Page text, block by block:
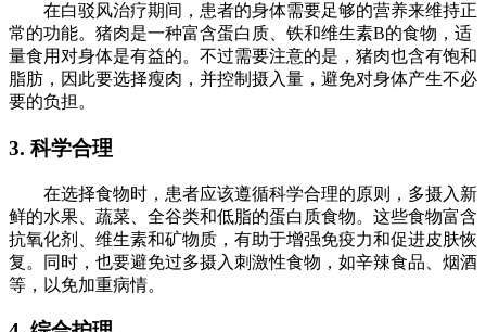
在白驳风治疗期间，患者的身体需要足够的营养来维持正
常的功能。猪肉是一种富含蛋白质、铁和维生素B的食物，适
量食用对身体是有益的。不过需要注意的是，猪肉也含有饱和
脂肪，因此要选择瘦肉，并控制摄入量，避免对身体产生不必
要的负担。
3. 科学合理
在选择食物时，患者应该遵循科学合理的原则，多摄入新
鲜的水果、蔬菜、全谷类和低脂的蛋白质食物。这些食物富含
抗氧化剂、维生素和矿物质，有助于增强免疫力和促进皮肤恢
复。同时，也要避免过多摄入刺激性食物，如辛辣食品、烟酒
等，以免加重病情。